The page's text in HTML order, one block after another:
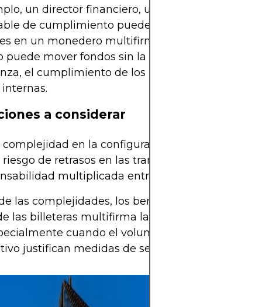
un director financiero, un director ejecutivo
de cumplimiento pueden tener cada uno
en un monedero multifirma corporativo.
puede mover fondos sin la supervisión de la
el cumplimiento de los requisitos
a considerar
en la configuración y el uso.
de retrasos en las transacciones.
multiplicada entre varios usuarios.
las complejidades, los beneficios de reducción
las billeteras multifirma las convierten en una
cuando el volumen de activos o el
justifican medidas de seguridad adicionales.